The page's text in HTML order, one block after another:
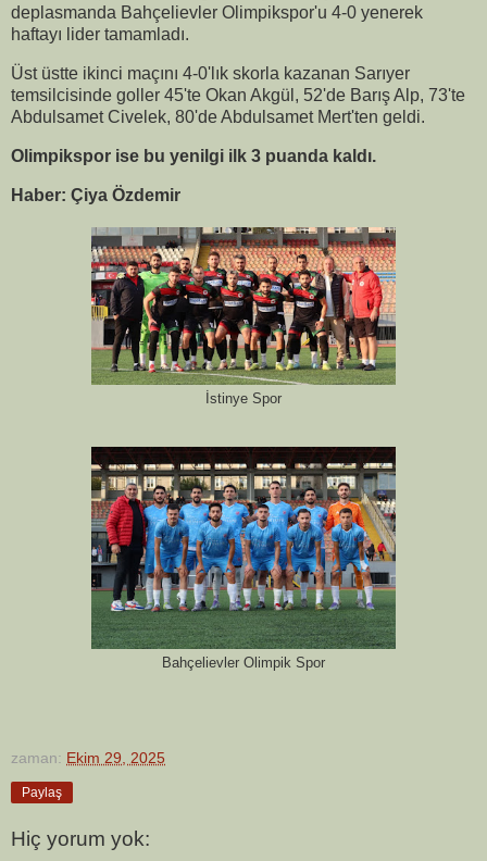
deplasmanda Bahçelievler Olimpikspor'u 4-0 yenerek
haftayı lider tamamladı.
Üst üstte ikinci maçını 4-0'lık skorla kazanan Sarıyer
temsilcisinde goller 45'te Okan Akgül, 52'de Barış Alp, 73'te
Abdulsamet Civelek, 80'de Abdulsamet Mert'ten geldi.
Olimpikspor ise bu yenilgi ilk 3 puanda kaldı.
Haber: Çiya Özdemir
İstinye Spor
Bahçelievler Olimpik Spor
zaman: Ekim 29, 2025
Paylaş
Hiç yorum yok: